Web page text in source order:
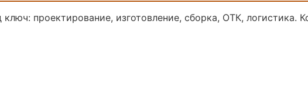
проектирование, изготовление, сборка, ОТК, логистика.